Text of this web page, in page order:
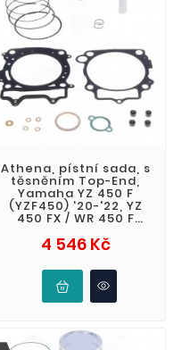
Athena, pístní sada, s
těsněním Top-End,
Yamaha YZ 450 F
(YZF450) '20-'22, YZ
450 FX / WR 450 F
XEF 450 '
4 546 KčCena